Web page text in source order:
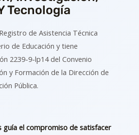
Tecnología
de Asistencia Técnica
de Educación y tiene
2239-9-lp14 del Convenio
y Formación de la Dirección de
Pública.
guía el compromiso de satisfacer